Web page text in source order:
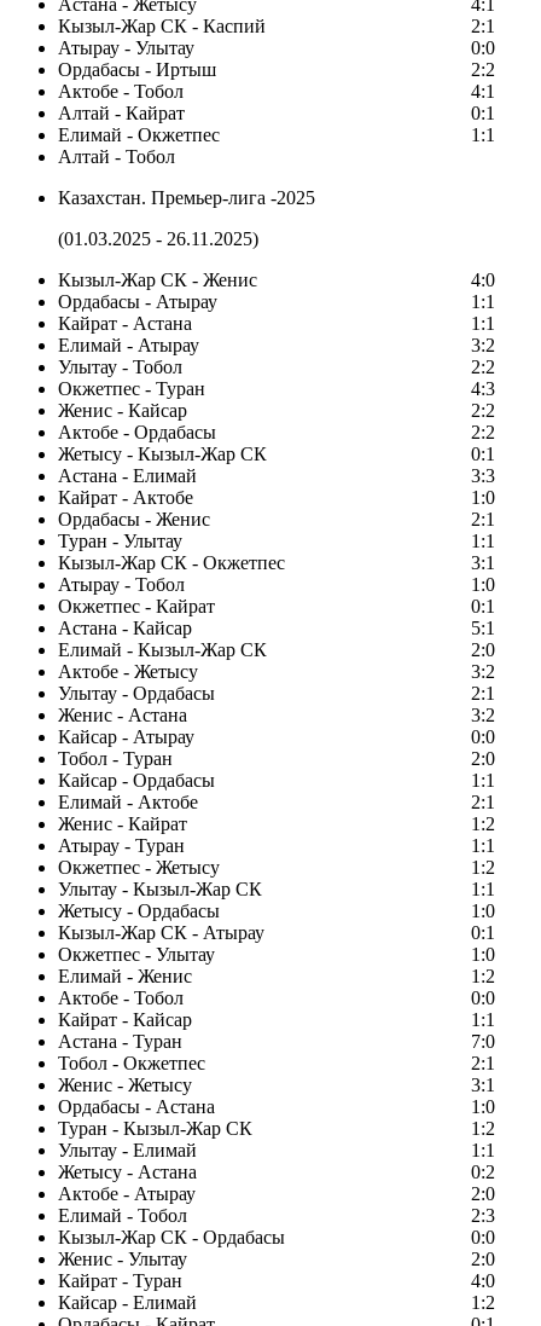
Астана - Жетысу
4:1
Кызыл-Жар СК - Каспий
2:1
Атырау - Улытау
0:0
Ордабасы - Иртыш
2:2
Актобе - Тобол
4:1
Алтай - Кайрат
0:1
Елимай - Окжетпес
1:1
Алтай - Тобол
Казахстан. Премьер-лига -2025
(01.03.2025 - 26.11.2025)
Кызыл-Жар СК - Женис
4:0
Ордабасы - Атырау
1:1
Кайрат - Астана
1:1
Елимай - Атырау
3:2
Улытау - Тобол
2:2
Окжетпес - Туран
4:3
Женис - Кайсар
2:2
Актобе - Ордабасы
2:2
Жетысу - Кызыл-Жар СК
0:1
Астана - Елимай
3:3
Кайрат - Актобе
1:0
Ордабасы - Женис
2:1
Туран - Улытау
1:1
Кызыл-Жар СК - Окжетпес
3:1
Атырау - Тобол
1:0
Окжетпес - Кайрат
0:1
Астана - Кайсар
5:1
Елимай - Кызыл-Жар СК
2:0
Актобе - Жетысу
3:2
Улытау - Ордабасы
2:1
Женис - Астана
3:2
Кайсар - Атырау
0:0
Тобол - Туран
2:0
Кайсар - Ордабасы
1:1
Елимай - Актобе
2:1
Женис - Кайрат
1:2
Атырау - Туран
1:1
Окжетпес - Жетысу
1:2
Улытау - Кызыл-Жар СК
1:1
Жетысу - Ордабасы
1:0
Кызыл-Жар СК - Атырау
0:1
Окжетпес - Улытау
1:0
Елимай - Женис
1:2
Актобе - Тобол
0:0
Кайрат - Кайсар
1:1
Астана - Туран
7:0
Тобол - Окжетпес
2:1
Женис - Жетысу
3:1
Ордабасы - Астана
1:0
Туран - Кызыл-Жар СК
1:2
Улытау - Елимай
1:1
Жетысу - Астана
0:2
Актобе - Атырау
2:0
Елимай - Тобол
2:3
Кызыл-Жар СК - Ордабасы
0:0
Женис - Улытау
2:0
Кайрат - Туран
4:0
Кайсар - Елимай
1:2